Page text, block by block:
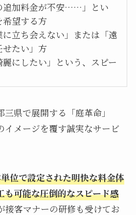
追加料金が不安……」とい
希望する方
に立ち会えない」または「遠
たい」方
麗にしたい」という、スピー
県で展開する「庭革命」
イメージを覆す誠実なサービ
位で設定された明快な料金体
も可能な圧倒的なスピード感
接客マナーの研修も受けてお